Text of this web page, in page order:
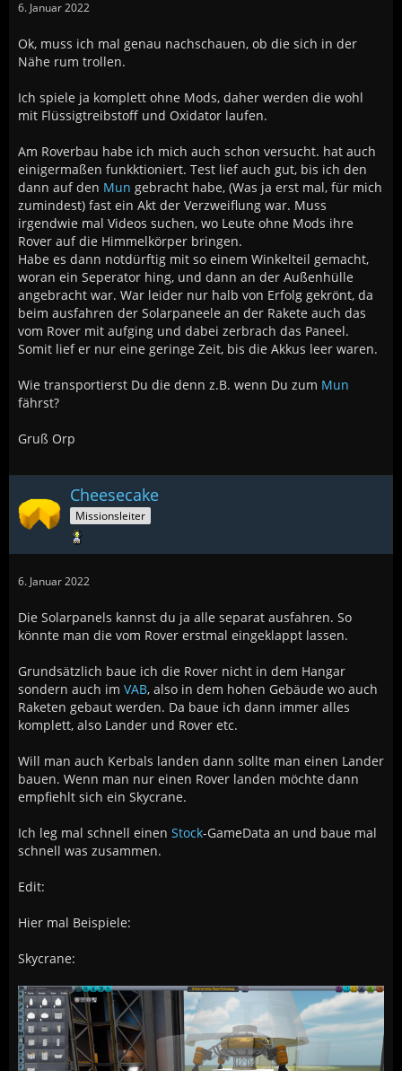
6. Januar 2022
Ok, muss ich mal genau nachschauen, ob die sich in der
Nähe rum trollen.
Ich spiele ja komplett ohne Mods, daher werden die wohl
mit Flüssigtreibstoff und Oxidator laufen.
Am Roverbau habe ich mich auch schon versucht. hat auch
einigermaßen funkktioniert. Test lief auch gut, bis ich den
dann auf den Mun gebracht habe, (Was ja erst mal, für mich
zumindest) fast ein Akt der Verzweiflung war. Muss
irgendwie mal Videos suchen, wo Leute ohne Mods ihre
Rover auf die Himmelkörper bringen.
Habe es dann notdürftig mit so einem Winkelteil gemacht,
woran ein Seperator hing, und dann an der Außenhülle
angebracht war. War leider nur halb von Erfolg gekrönt, da
beim ausfahren der Solarpaneele an der Rakete auch das
vom Rover mit aufging und dabei zerbrach das Paneel.
Somit lief er nur eine geringe Zeit, bis die Akkus leer waren.
Wie transportierst Du die denn z.B. wenn Du zum Mun
fährst?
Gruß Orp
Cheesecake
Missionsleiter
6. Januar 2022
Die Solarpanels kannst du ja alle separat ausfahren. So
könnte man die vom Rover erstmal eingeklappt lassen.
Grundsätzlich baue ich die Rover nicht in dem Hangar
sondern auch im VAB, also in dem hohen Gebäude wo auch
Raketen gebaut werden. Da baue ich dann immer alles
komplett, also Lander und Rover etc.
Will man auch Kerbals landen dann sollte man einen Lander
bauen. Wenn man nur einen Rover landen möchte dann
empfiehlt sich ein Skycrane.
Ich leg mal schnell einen Stock-GameData an und baue mal
schnell was zusammen.
Edit:
Hier mal Beispiele:
Skycrane: